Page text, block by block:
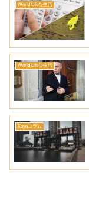
World Lifeな生活
World Lifeな生活
Kayoコラム